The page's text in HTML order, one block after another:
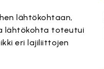
lähtökohtaan,
lähtökohta toteutui
eri lajiliittojen